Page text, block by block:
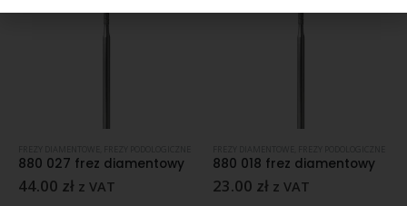
880 027 frez diamentowy
44.00 zł z VAT
880 018 frez diamentowy
23.00 zł z VAT